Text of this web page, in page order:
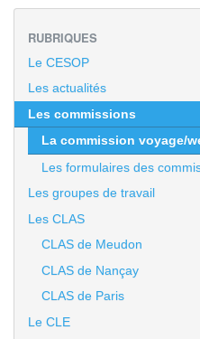
RUBRIQUES
Le CESOP
Les actualités
Les commissions
La commission voyage/
Les formulaires des
Les groupes de travail
Les CLAS
CLAS de Meudon
CLAS de Nançay
CLAS de Paris
Le CLE